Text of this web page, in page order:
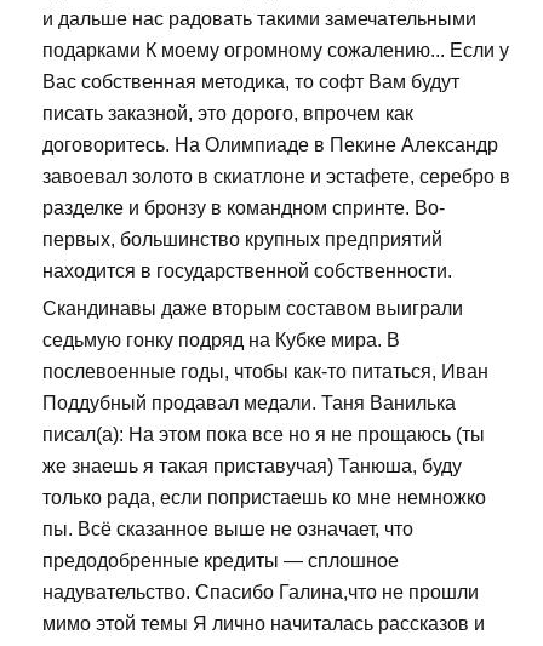
и дальше нас радовать такими замечательными
подарками К моему огромному сожалению... Если у
Вас собственная методика, то софт Вам будут
писать заказной, это дорого, впрочем как
договоритесь. На Олимпиаде в Пекине Александр
завоевал золото в скиатлоне и эстафете, серебро в
разделке и бронзу в командном спринте. Во-
первых, большинство крупных предприятий
находится в государственной собственности.
Скандинавы даже вторым составом выиграли
седьмую гонку подряд на Кубке мира. В
послевоенные годы, чтобы как-то питаться, Иван
Поддубный продавал медали. Таня Ванилька
писал(а): На этом пока все но я не прощаюсь (ты
же знаешь я такая приставучая) Танюша, буду
только рада, если попристаешь ко мне немножко
пы. Всё сказанное выше не означает, что
предодобренные кредиты — сплошное
надувательство. Спасибо Галина,что не прошли
мимо этой темы Я лично начиталась рассказов и